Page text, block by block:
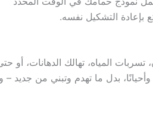
بإعادة التشكيل نفسه.
المياه، تهالك الدهانات، أو
بدل ما تهدم وتبني من